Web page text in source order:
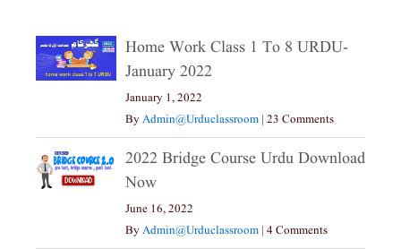
Home Work Class 1 To 8 URDU-
January 2022
January 1, 2022
ByAdmin@urduclassroom | 23 Comments
2022 Bridge Course Urdu Download
Now
June 16, 2022
ByAdmin@urduclassroom | 4 Comments